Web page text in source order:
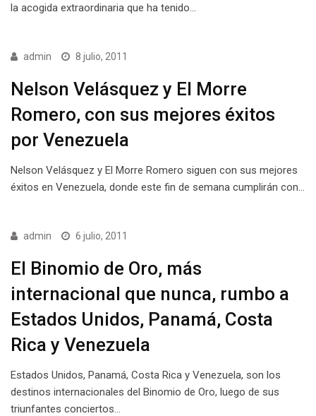
la acogida extraordinaria que ha tenido…
admin 8 julio, 2011
Nelson Velásquez y El Morre
Romero, con sus mejores éxitos
por Venezuela
Nelson Velásquez y El Morre Romero siguen con sus mejores
éxitos en Venezuela, donde este fin de semana cumplirán con…
admin 6 julio, 2011
El Binomio de Oro, más
internacional que nunca, rumbo a
Estados Unidos, Panamá, Costa
Rica y Venezuela
Estados Unidos, Panamá, Costa Rica y Venezuela, son los
destinos internacionales del Binomio de Oro, luego de sus
triunfantes conciertos…